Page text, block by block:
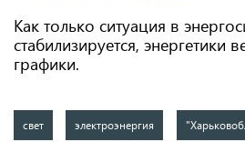
Как только ситуация в
стабилизируется, энергетики
графики.
свет электроэнергия